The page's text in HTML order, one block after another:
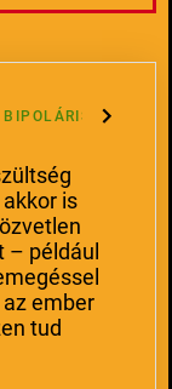
BIPOLÁRIS
is
– például
ember
tud